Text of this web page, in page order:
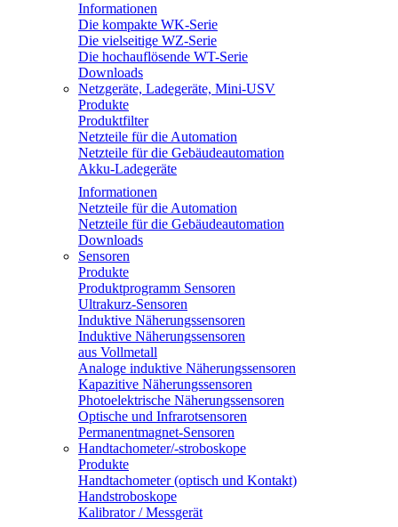
Informationen
Die kompakte WK-Serie
Die vielseitige WZ-Serie
Die hochauflösende WT-Serie
Downloads
Netzgeräte, Ladegeräte, Mini-USV
Produkte
Produktfilter
Netzteile für die Automation
Netzteile für die Gebäudeautomation
Akku-Ladegeräte
Informationen
Netzteile für die Automation
Netzteile für die Gebäudeautomation
Downloads
Sensoren
Produkte
Produktprogramm Sensoren
Ultrakurz-Sensoren
Induktive Näherungssensoren
Induktive Näherungssensoren
aus Vollmetall
Analoge induktive Näherungssensoren
Kapazitive Näherungssensoren
Photoelektrische Näherungssensoren
Optische und Infrarotsensoren
Permanentmagnet-Sensoren
Handtachometer/-stroboskope
Produkte
Handtachometer (optisch und Kontakt)
Handstroboskope
Kalibrator / Messgerät